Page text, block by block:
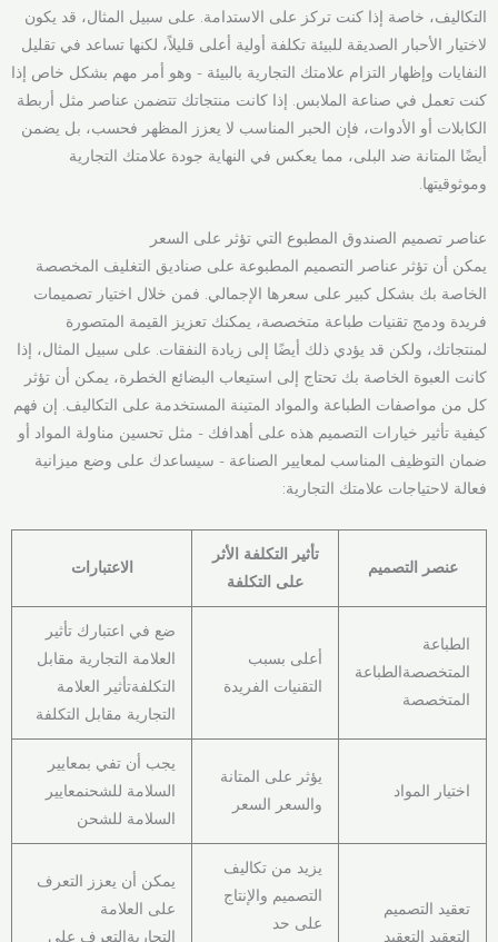
التكاليف، خاصة إذا كنت تركز على الاستدامة. على سبيل المثال، قد يكون
لاختيار الأحبار الصديقة للبيئة تكلفة أولية أعلى قليلاً، لكنها تساعد في تقليل
النفايات وإظهار التزام علامتك التجارية بالبيئة - وهو أمر مهم بشكل خاص إذا
كنت تعمل في صناعة الملابس. إذا كانت منتجاتك تتضمن عناصر مثل أربطة
الكابلات أو الأدوات، فإن الحبر المناسب لا يعزز المظهر فحسب، بل يضمن
أيضًا المتانة ضد البلى، مما يعكس في النهاية جودة علامتك التجارية
وموثوقيتها.
عناصر تصميم الصندوق المطبوع التي تؤثر على السعر
يمكن أن تؤثر عناصر التصميم المطبوعة على صناديق التغليف المخصصة
الخاصة بك بشكل كبير على سعرها الإجمالي. فمن خلال اختيار تصميمات
فريدة ودمج تقنيات طباعة متخصصة، يمكنك تعزيز القيمة المتصورة
لمنتجاتك، ولكن قد يؤدي ذلك أيضًا إلى زيادة النفقات. على سبيل المثال، إذا
كانت العبوة الخاصة بك تحتاج إلى استيعاب البضائع الخطرة، يمكن أن تؤثر
كل من مواصفات الطباعة والمواد المتينة المستخدمة على التكاليف. إن فهم
كيفية تأثير خيارات التصميم هذه على أهدافك - مثل تحسين مناولة المواد أو
ضمان التوظيف المناسب لمعايير الصناعة - سيساعدك على وضع ميزانية
فعالة لاحتياجات علامتك التجارية:
عنصر التصميم
تأثير التكلفة الأثر
على التكلفة
الاعتبارات
الطباعة
المتخصصةالطباعة
المتخصصة
أعلى بسبب
التقنيات الفريدة
ضع في اعتبارك تأثير
العلامة التجارية مقابل
التكلفةتأثير العلامة
التجارية مقابل التكلفة
اختيار المواد
يؤثر على المتانة
والسعر السعر
يجب أن تفي بمعايير
السلامة للشحنمعايير
السلامة للشحن
تعقيد التصميم
التعقيد التعقيد
يزيد من تكاليف
التصميم والإنتاج
على حد
يمكن أن يعزز التعرف
على العلامة
التجاريةالتعرف على